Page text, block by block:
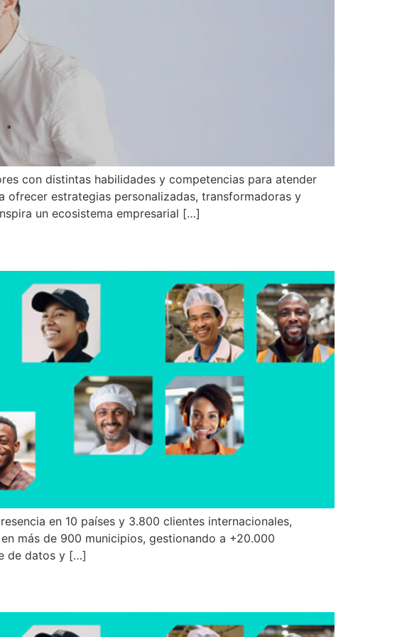
con distintas habilidades y competencias para atender
ofrecer estrategias personalizadas, transformadoras y
un ecosistema empresarial […]
en 10 países y 3.800 clientes internacionales,
más de 900 municipios, gestionando a +20.000
de datos y […]